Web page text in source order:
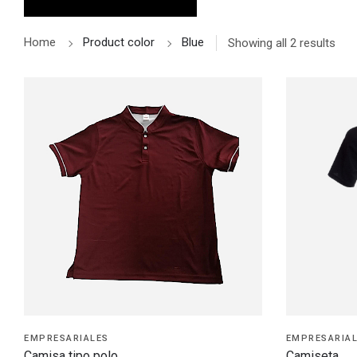
Home Product color Blue Showing all 2 results
EMPRESARIALES